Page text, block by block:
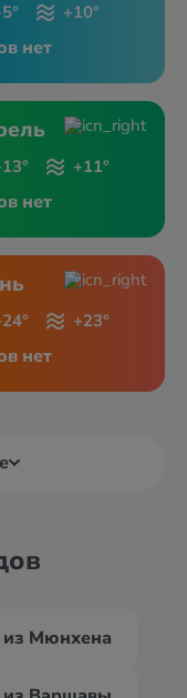
+10°
нет
+11°
нет
+23°
нет
Мюнхена